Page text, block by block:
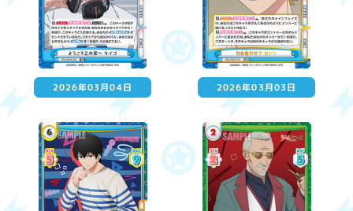
2026年03月04日 2026年03月03日